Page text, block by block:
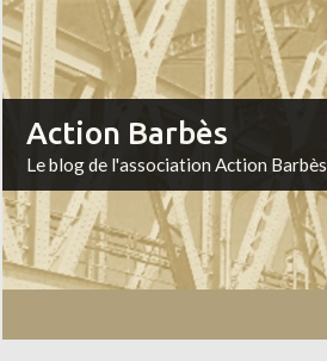
Action Barbès
Le blog de l'association Action Barbès